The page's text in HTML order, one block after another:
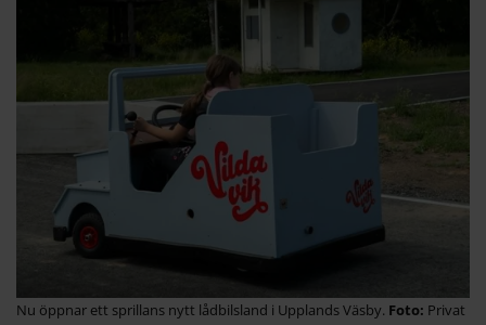
Nu öppnar ett sprillans nytt lådbilsland i Upplands Väsby. Privat